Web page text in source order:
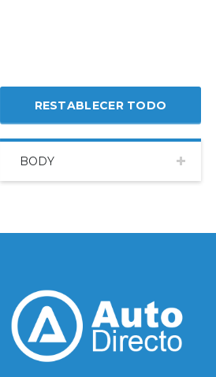
RESTABLECER TODO
BODY